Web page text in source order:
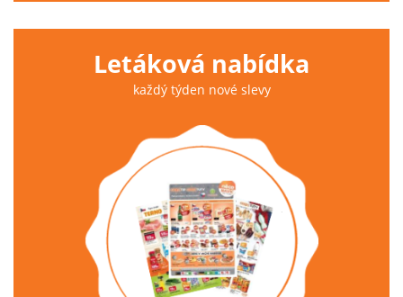
Letáková nabídka
každý týden nové slevy